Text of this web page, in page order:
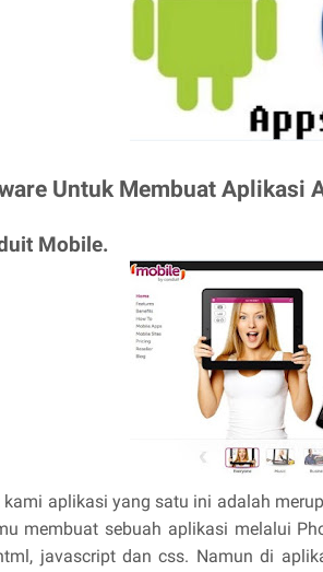
Untuk Membuat Aplikasi
Mobile.
kami aplikasi yang satu ini adalah
membuat sebuah aplikasi melalui
javascript dan css. Namun di